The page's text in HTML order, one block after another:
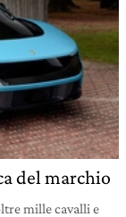
del marchio
mille cavalli e